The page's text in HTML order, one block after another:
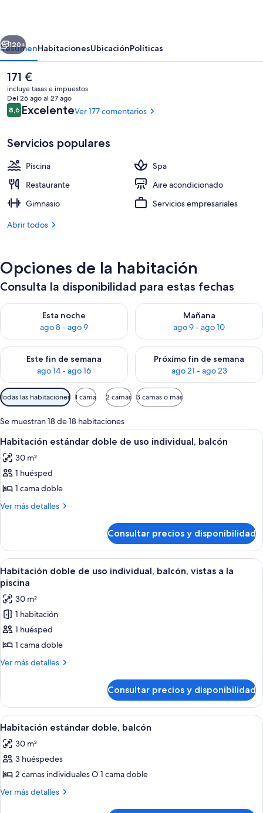
2 piscinas al aire libre, sombrillas,
Siguiente
120+
ResumenHabitacionesUbicaciónPolíticas
El
precio
actual
es
de
171 €
incluye tasas e impuestos
Del 26 ago al 27 ago
Comentarios
8,68,6 de 10
ExcelenteVer 177 comentarios
Servicios populares
Piscina
Spa
Restaurante
Aire acondicionado
Gimnasio
Servicios empresariales
Abrir todos
Opciones de la habitación
Consulta la disponibilidad para estas fechas
Esta noche
ago 8 - ago 9
Consulta la disponibilidad para esta noche, ago 8 - ago 9
Mañana
ago 9 - ago 10
Consulta la disponibilidad
Este fin de semana
ago 14 - ago 16
Consulta la disponibilidad para este fin de semana, ago 14 -
Próximo fin de semana
ago 21 - ago 23
Consulta la disponibilidad
Filtros
disponibles
para
las
habitaciones
Todas las habitaciones 1 cama 2 camas 3 camas o más
Se muestran 18 de 18 habitaciones
Abrir
todas
las
fotos
de
Habitación
de
uso
individual,
balcón
Habitación de hotel con una cama
10
Habitación estándar doble de uso individual, balcón
30 m²
1 huésped
1 cama doble
Ver más detalles
Más
estándar
doble
de
uso
individual,
balcón
Consultar precios y disponibilidad
Abrir
todas
las
fotos
de
Habitación
doble
de
balcón,
vistas
a
la
piscina
Habitación de hotel con cama,
11
Habitación doble de uso individual, balcón, vistas a la
piscina
30 m²
1 habitación
1 huésped
1 cama doble
Ver más detalles
Más
doble
de
uso
balcón,
vistas
la
piscina
Consultar precios y disponibilidad
Abrir
todas
las
fotos
de
Habitación
Habitación de hotel con una cama
10
Habitación estándar doble, balcón
30 m²
3 huéspedes
2 camas individuales O 1 cama doble
Ver más detalles
Más